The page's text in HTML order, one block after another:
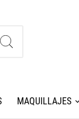
MAQUILLAJES